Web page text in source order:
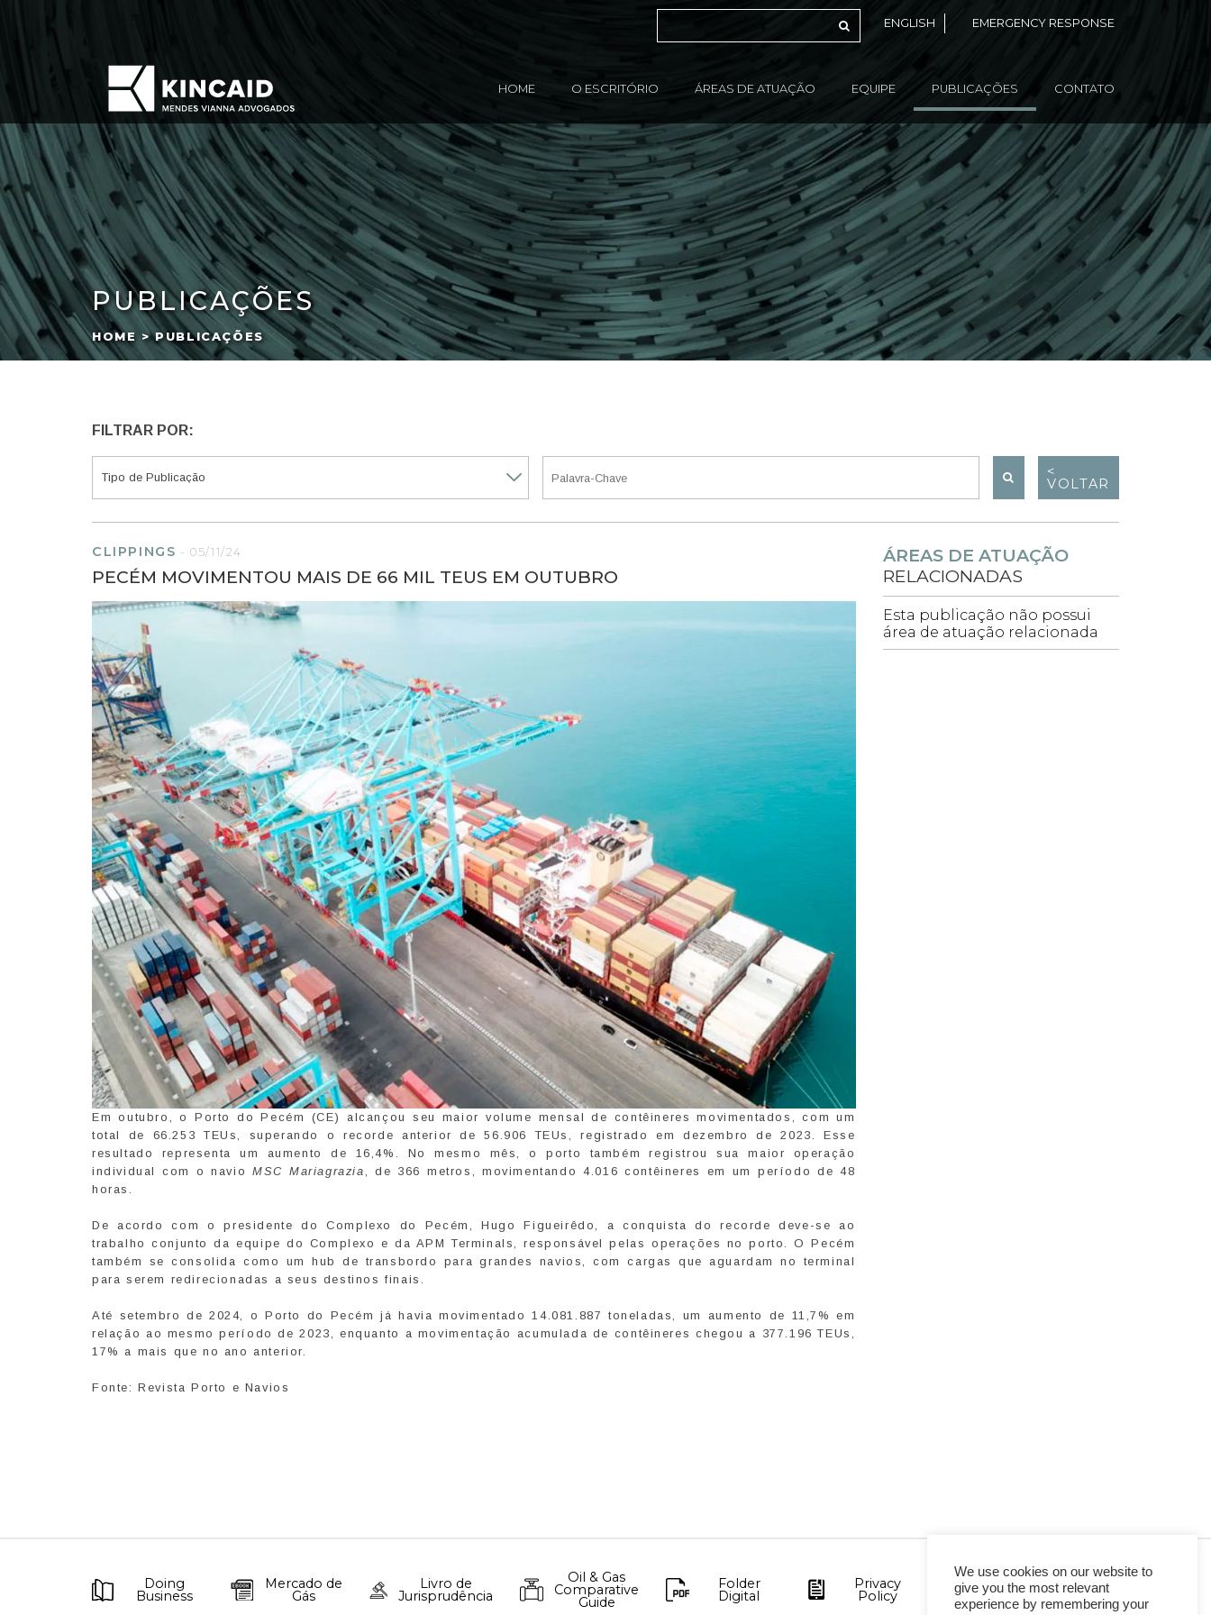
ENGLISH EMERGENCY RESPONSE
HOME O ESCRITÓRIO ÁREAS DE ATUAÇÃO EQUIPE PUBLICAÇÕES CONTATO
PUBLICAÇÕES
HOME > PUBLICAÇÕES
FILTRAR POR:
<
VOLTAR
CLIPPINGS -05/11/24
PECÉM MOVIMENTOU MAIS DE 66 MIL TEUS EM OUTUBRO
Em outubro, o Porto do Pecém (CE) alcançou seu maior volume mensal de contêineres movimentados, com um
total de 66.253 TEUs, superando o recorde anterior de 56.906 TEUs, registrado em dezembro de 2023. Esse
resultado representa um aumento de 16,4%. No mesmo mês, o porto também registrou sua maior operação
individual com o navioMSC Mariagrazia, de 366 metros, movimentando 4.016 contêineres em um período de 48
horas.
De acordo com o presidente do Complexo do Pecém, Hugo Figueirêdo, a conquista do recorde deve-se ao
trabalho conjunto da equipe do Complexo e da APM Terminals, responsável pelas operações no porto. O Pecém
também se consolida como um hub de transbordo para grandes navios, com cargas que aguardam no terminal
para serem redirecionadas a seus destinos finais.
Até setembro de 2024, o Porto do Pecém já havia movimentado 14.081.887 toneladas, um aumento de 11,7% em
relação ao mesmo período de 2023, enquanto a movimentação acumulada de contêineres chegou a 377.196 TEUs,
17% a mais que no ano anterior.
Fonte: Revista Porto e Navios
ÁREAS DE ATUAÇÃO
RELACIONADAS
Esta publicação não possui
área de atuação relacionada
Doing
Business
Mercado de
Gás
Livro de
Jurisprudência
Oil & Gas
Comparative
Guide
Folder
Digital
Privacy
Policy
We use cookies on our website to
give you the most relevant
experience by remembering your